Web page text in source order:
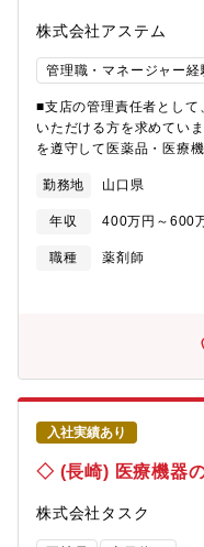
株式会社アステム
管理職・マネージャー経
■支店の管理責任者として
いただける方を求めてい
を遵守して医薬品・医療
当者、物流担当者への薬
勤務地 山口県
年収 400万円～600
職種
薬剤師
入社実績あり
◇ (長崎) 医療機器
株式会社タスク